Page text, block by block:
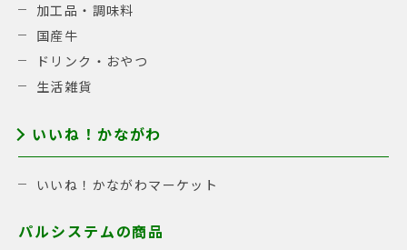
加工品・調味料
国産牛
ドリンク・おやつ
生活雑貨
いいね！かながわ
いいね！かながわマーケット
パルシステムの商品